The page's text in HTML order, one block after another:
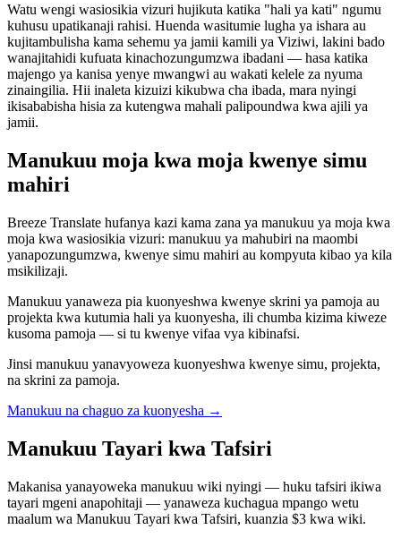
Watu wengi wasiosikia vizuri hujikuta katika "hali ya kati" ngumu
kuhusu upatikanaji rahisi. Huenda wasitumie lugha ya ishara au
kujitambulisha kama sehemu ya jamii kamili ya Viziwi, lakini bado
wanajitahidi kufuata kinachozungumzwa ibadani — hasa katika
majengo ya kanisa yenye mwangwi au wakati kelele za nyuma
zinaingilia. Hii inaleta kizuizi kikubwa cha ibada, mara nyingi
ikisababisha hisia za kutengwa mahali palipoundwa kwa ajili ya
jamii.
Manukuu moja kwa moja kwenye simu
mahiri
Breeze Translate hufanya kazi kama zana ya manukuu ya moja kwa
moja kwa wasiosikia vizuri: manukuu ya mahubiri na maombi
yanapozungumzwa, kwenye simu mahiri au kompyuta kibao ya kila
msikilizaji.
Manukuu yanaweza pia kuonyeshwa kwenye skrini ya pamoja au
projekta kwa kutumia hali ya kuonyesha, ili chumba kizima kiweze
kusoma pamoja — si tu kwenye vifaa vya kibinafsi.
Jinsi manukuu yanavyoweza kuonyeshwa kwenye simu, projekta,
na skrini za pamoja.
Manukuu na chaguo za kuonyesha →
Manukuu Tayari kwa Tafsiri
Makanisa yanayoweka manukuu wiki nyingi — huku tafsiri ikiwa
tayari mgeni anapohitaji — yanaweza kuchagua mpango wetu
maalum wa Manukuu Tayari kwa Tafsiri, kuanzia $3 kwa wiki.